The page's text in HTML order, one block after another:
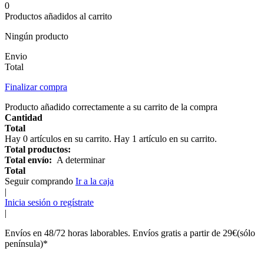
0
Productos añadidos al carrito
Ningún producto
Envio
Total
Finalizar compra
Producto añadido correctamente a su carrito de la compra
Cantidad
Total
Hay 0 artículos en su carrito. Hay 1 artículo en su carrito.
Total productos:
Total envío: A determinar
Total
Seguir comprando Ir a la caja
|
Inicia sesión o regístrate
|
Envíos en 48/72 horas laborables. Envíos gratis a partir de 29€(sólo
península)*